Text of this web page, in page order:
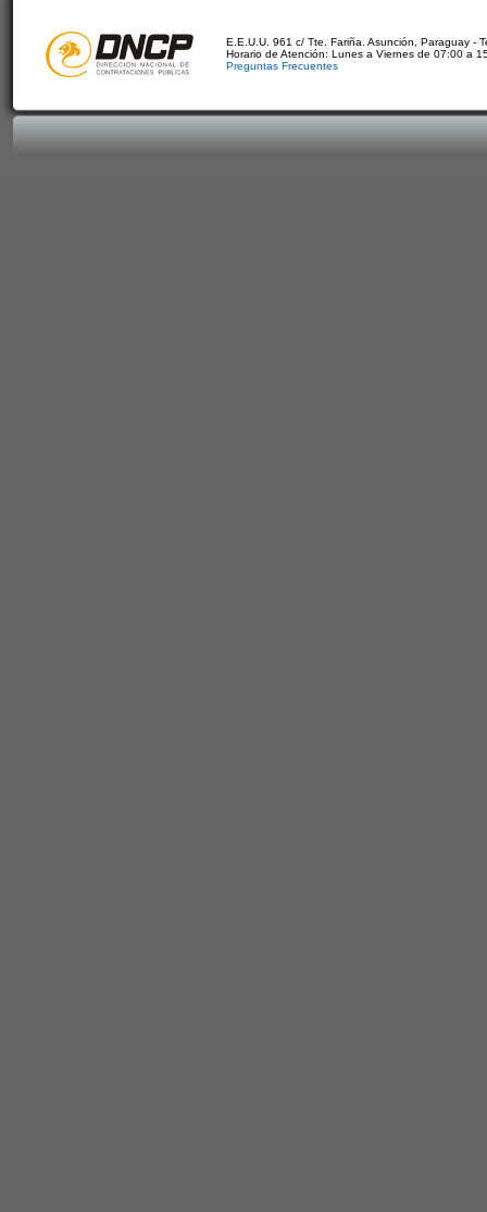
E.E.U.U. 961 c/ Tte. Fariña. Asunción, Paraguay -
Horario de Atención: Lunes a Viernes de 07:00 a
Preguntas Frecuentes